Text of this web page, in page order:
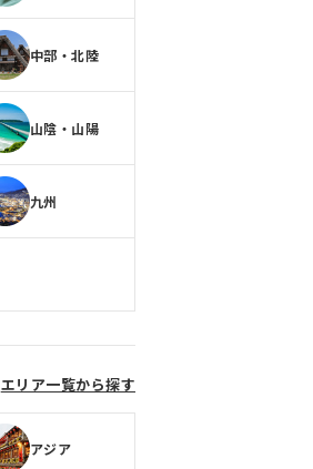
中部・北陸
山陰・山陽
九州
エリア一覧から探す
アジア